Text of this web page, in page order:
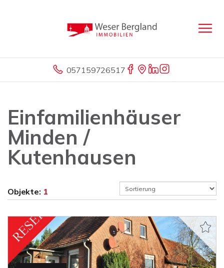
057159726517
Einfamilienhäuser
Minden /
Kutenhausen
Objekte: 1